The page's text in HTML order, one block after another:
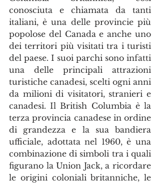
conosciuta e chiamata da tanti
italiani, è una delle provincie più
popolose del Canada e anche uno
dei territori più visitati tra i turisti
del paese. I suoi parchi sono infatti
una delle principali attrazioni
turistiche canadesi, scelti ogni anni
da milioni di visitatori, stranieri e
canadesi. Il British Columbia è la
terza provincia canadese in ordine
di grandezza e la sua bandiera
ufficiale, adottata nel 1960, è una
combinazione di simboli tra i quali
figurano la Union Jack, a ricordare
le origini coloniali britanniche, le